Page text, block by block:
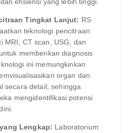
Tingkat Lanjut: RS
teknologi pencitraan
MRI, CT scan, USG, dan
memberikan diagnosis
ini memungkinkan
organ dan
secara detail, sehingga
mengidentifikasi potensi
Lengkap: Laboratorium